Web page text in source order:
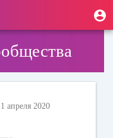
1 апреля 2020